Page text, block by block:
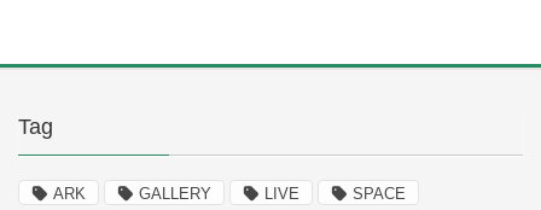
Tag
ARK GALLERY LIVE SPACE